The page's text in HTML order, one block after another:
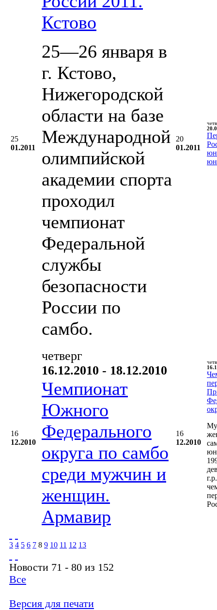
25
01.2011
Кстово
25—26 января в
г. Кстово,
Нижегородской
области на базе
Международной
олимпийской
академии спорта
проходил
чемпионат
Федеральной
службы
безопасности
России по
самбо.
20
01.2011
16
12.2010
четверг
16.12.2010 - 18.12.2010
Чемпионат
Южного
Федерального
округа по самбо
среди мужчин и
женщин.
Армавир
16
12.2010
3 4 5 6 7 8 9 10 11 12 13
Новости 71 - 80 из 152
Все
Версия для печати